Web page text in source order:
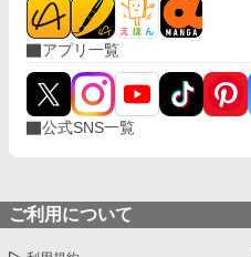
アプリ一覧
公式SNS一覧
ご利用について